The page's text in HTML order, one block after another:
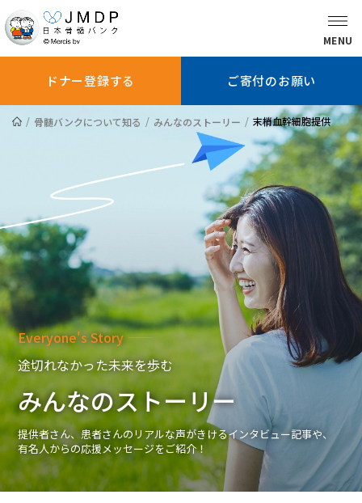
MENU
ドナー登録する ご寄付のお願い
ドナー登録を
お考えの方へ
ドナー登録
している方へ
ドナー登録する ご寄付のお願い
患者さんへ
医師の方へ
ボランティア活動
法人情報
インフォメーション
骨髄バンクについて知る みんなのストーリー 末梢血幹細胞提供
Everyone's Story
途切れなかった未来を歩む
みんなのストーリー
提供者さん、患者さんのリアルな声がきけるインタビュー記事や、
有名人からの応援メッセージをご紹介！